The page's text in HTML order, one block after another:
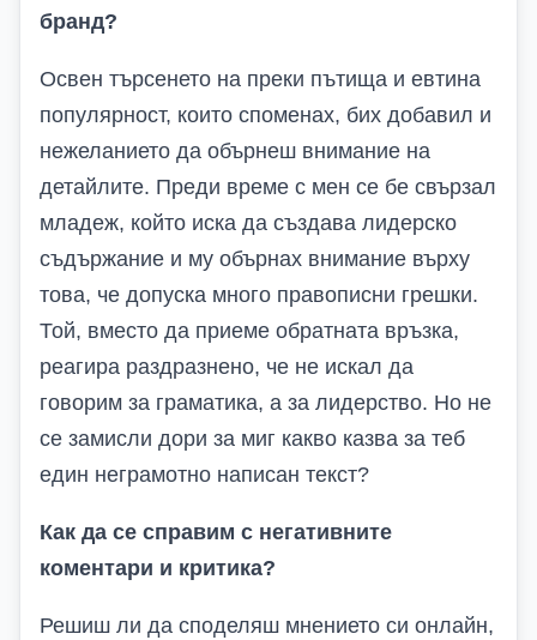
бранд?
Освен търсенето на преки пътища и евтина
популярност, които споменах, бих добавил и
нежеланието да обърнеш внимание на
детайлите. Преди време с мен се бе свързал
младеж, който иска да създава лидерско
съдържание и му обърнах внимание върху
това, че допуска много правописни грешки.
Той, вместо да приеме обратната връзка,
реагира раздразнено, че не искал да
говорим за граматика, а за лидерство. Но не
се замисли дори за миг какво казва за теб
един неграмотно написан текст?
Как да се справим с негативните
коментари и критика?
Решиш ли да споделяш мнението си онлайн,